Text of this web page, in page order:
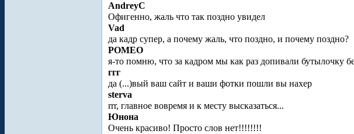
AndreyC
Офигенно, жаль что так поздно увидел
Vad
да кадр супер, а почему жаль, что поздно, и почему поздно?
POMEO
я-то помню, что за кадром мы как раз допивали бутылочку
ггг
да (...)вый ваш сайт и ваши фотки пошли вы нахер
sterva
rrr, главное вовремя и к месту высказаться...
Юнона
Очень красиво! Просто слов нет!!!!!!!!